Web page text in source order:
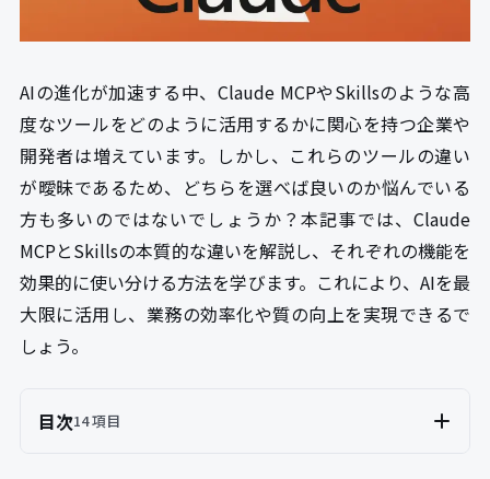
AIの進化が加速する中、Claude MCPやSkillsのような高
度なツールをどのように活用するかに関心を持つ企業や
開発者は増えています。しかし、これらのツールの違い
が曖昧であるため、どちらを選べば良いのか悩んでいる
方も多いのではないでしょうか？本記事では、Claude
MCPとSkillsの本質的な違いを解説し、それぞれの機能を
効果的に使い分ける方法を学びます。これにより、AIを最
大限に活用し、業務の効率化や質の向上を実現できるで
しょう。
目次14 項目